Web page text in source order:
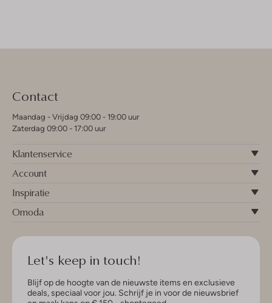
Contact
Maandag - Vrijdag 09:00 - 19:00 uur
Zaterdag 09:00 - 17:00 uur
Klantenservice
Account
Inspiratie
Omoda
Let's keep in touch!
Blijf op de hoogte van de nieuwste items en exclusieve
deals, speciaal voor jou. Schrijf je in voor de nieuwsbrief